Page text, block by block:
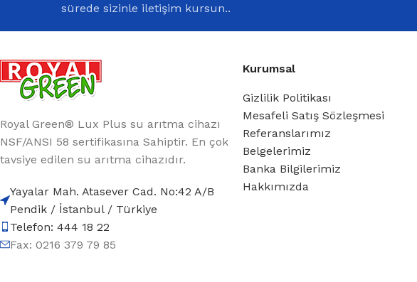
sürede sizinle iletişim kursun..
Royal Green® Lux Plus su arıtma cihazı
NSF/ANSI 58 sertifikasına Sahiptir. En çok
tavsiye edilen su arıtma cihazıdır.
Yayalar Mah. Atasever Cad. No:42 A/B
Pendik / İstanbul / Türkiye
Telefon: 444 18 22
Fax: 0216 379 79 85
Kurumsal
Gizlilik Politikası
Mesafeli Satış Sözleşmesi
Referanslarımız
Belgelerimiz
Banka Bilgilerimiz
Hakkımızda